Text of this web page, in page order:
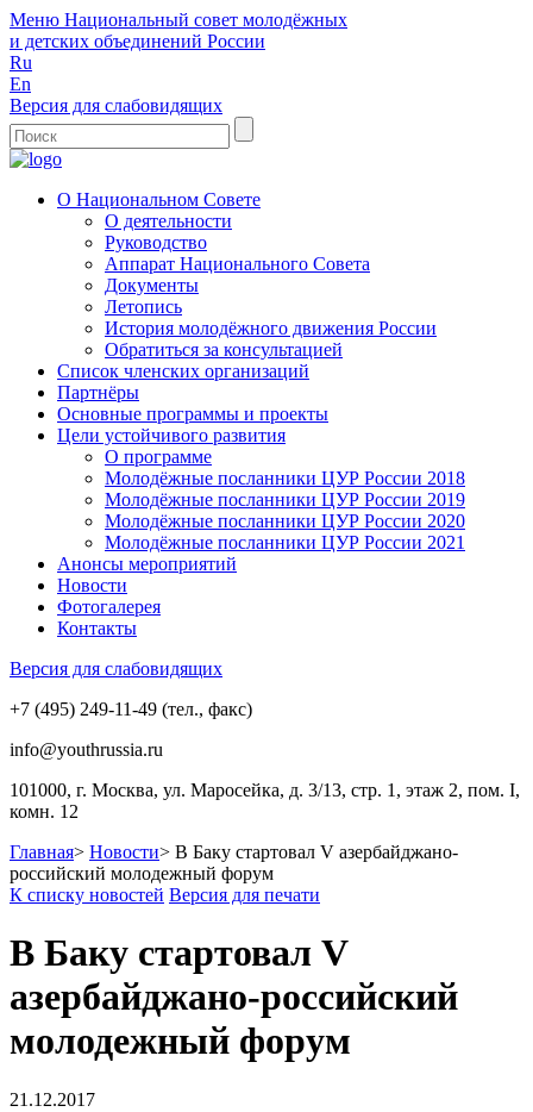
Меню Национальный совет молодёжных
и детских объединений России
Ru
En
Версия для слабовидящих
О Национальном Совете
О деятельности
Руководство
Аппарат Национального Совета
Документы
Летопись
История молодёжного движения России
Обратиться за консультацией
Список членских организаций
Партнёры
Основные программы и проекты
Цели устойчивого развития
О программе
Молодёжные посланники ЦУР России 2018
Молодёжные посланники ЦУР России 2019
Молодёжные посланники ЦУР России 2020
Молодёжные посланники ЦУР России 2021
Анонсы мероприятий
Новости
Фотогалерея
Контакты
Версия для слабовидящих
+7 (495) 249-11-49 (тел., факс)
info@youthrussia.ru
101000, г. Москва, ул. Маросейка, д. 3/13, стр. 1, этаж 2, пом. I,
комн. 12
Главная> Новости> В Баку стартовал V азербайджано-
российский молодежный форум
К списку новостей Версия для печати
В Баку стартовал V
азербайджано-российский
молодежный форум
21.12.2017